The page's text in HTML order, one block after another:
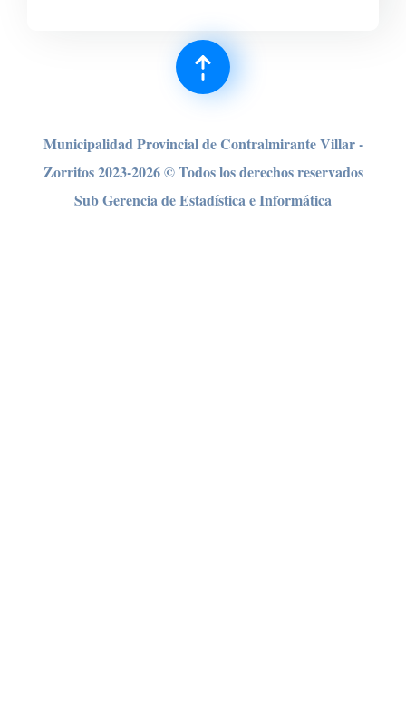
Municipalidad Provincial de Contralmirante Villar -
Zorritos 2023-2026 © Todos los derechos reservados
Sub Gerencia de Estadística e Informática